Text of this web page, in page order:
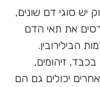
יש סוגי דם שונים,
את תאי הדם
הבילירובין.
זיהומים,
יכולים גם הם